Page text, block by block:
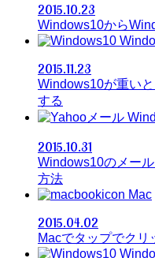
2015.10.23
Windows10から
2015.11.23
Windows10が重い
する
2015.10.31
Windows10のメー
方法
Mac
2015.04.02
Macでタップでク